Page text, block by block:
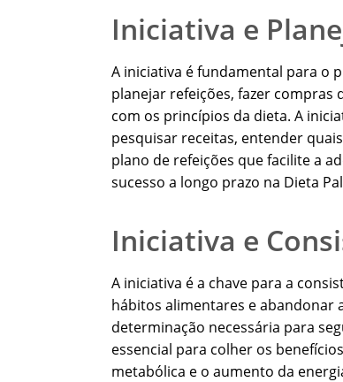
Iniciativa e
A iniciativa é fundamental para o
planejar refeições, fazer compras
com os princípios da dieta. A
pesquisar receitas, entender
plano de refeições que facilite a
sucesso a longo prazo na Dieta
Iniciativa e
A iniciativa é a chave para a
hábitos alimentares e abandonar
determinação necessária para
essencial para colher os
metabólica e o aumento da